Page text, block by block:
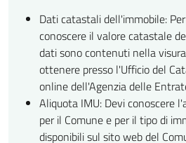
Dati catastali dell'immobile:
conoscere il valore catastale
dati sono contenuti nella
ottenere presso l'Ufficio del
online dell'Agenzia delle
Aliquota IMU: Devi conoscere
per il Comune e per il tipo di
disponibili sul sito web del